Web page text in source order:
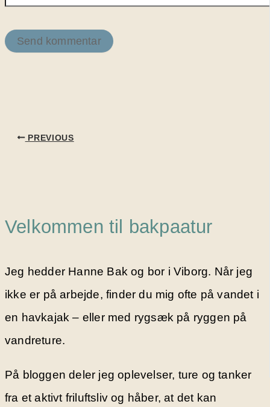
PREVIOUS
Velkommen til bakpaatur
Jeg hedder Hanne Bak og bor i Viborg. Når jeg
ikke er på arbejde, finder du mig ofte på vandet i
en havkajak – eller med rygsæk på ryggen på
vandreture.
På bloggen deler jeg oplevelser, ture og tanker
fra et aktivt friluftsliv og håber, at det kan